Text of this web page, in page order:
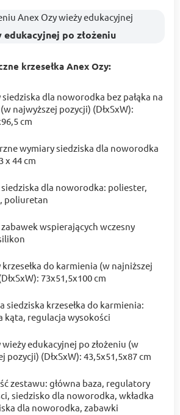
po złożeniu
krzesełka Anex Ozy:
dla noworodka bez pałąka na
najwyższej pozycji) (DłxSxW):
cm
wymiary siedziska dla noworodka
x 44 cm
siedziska dla noworodka: poliester,
poliuretan
zabawek wspierających wczesny
do karmienia (w najniższej
73x51,5x100 cm
siedziska krzesełka do karmienia:
kąta, regulacja wysokości
edukacyjnej po złożeniu (w
pozycji) (DłxSxW): 43,5x51,5x87 cm
zestawu: główna baza, regulatory
siedzisko dla noworodka, wkładka
dla noworodka, zabawki